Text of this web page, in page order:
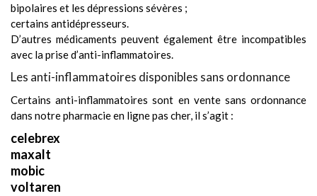
bipolaires et les dépressions sévères ;
certains antidépresseurs.
D’autres médicaments peuvent également être incompatibles
avec la prise d’anti-inflammatoires.
Les anti-inflammatoires disponibles sans ordonnance
Certains anti-inflammatoires sont en vente sans ordonnance
dans notre pharmacie en ligne pas cher, il s’agit :
celebrex
maxalt
mobic
voltaren